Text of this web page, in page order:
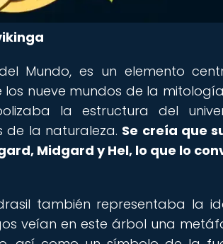
Mundo, es un elemento
nueve mundos de la
la estructura del
de la naturaleza. Se creía que
Midgard y Hel, lo que lo
también representaba la
veían en este árbol una